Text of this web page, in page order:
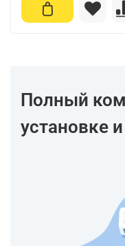
Полный
установке